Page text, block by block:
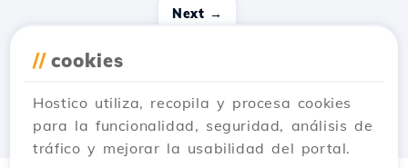
Next →
// cookies
Hostico utiliza, recopila y procesa cookies
para la funcionalidad, seguridad, análisis de
tráfico y mejorar la usabilidad del portal.